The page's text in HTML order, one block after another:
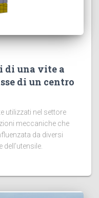
di una vite a
di un centro
utilizzati nel settore
meccaniche che
da diversi